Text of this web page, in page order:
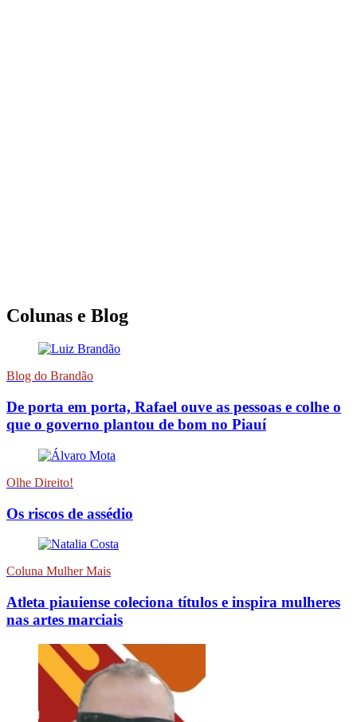
Colunas e Blog
Blog do Brandão
De porta em porta, Rafael ouve as pessoas e colhe o
que o governo plantou de bom no Piauí
Olhe Direito!
Os riscos de assédio
Coluna Mulher Mais
Atleta piauiense coleciona títulos e inspira mulheres
nas artes marciais